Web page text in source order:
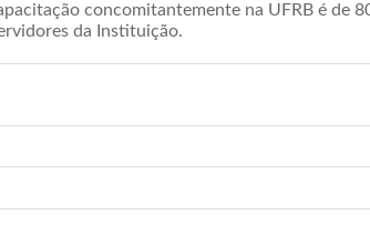
concomitantemente na UFRB é de
da Instituição.